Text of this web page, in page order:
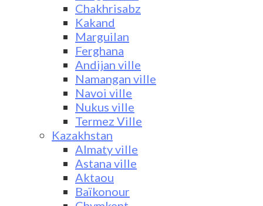
Chakhrisabz
Kakand
Marguilan
Ferghana
Andijan ville
Namangan ville
Navoi ville
Nukus ville
Termez Ville
Kazakhstan
Almaty ville
Astana ville
Aktaou
Baïkonour